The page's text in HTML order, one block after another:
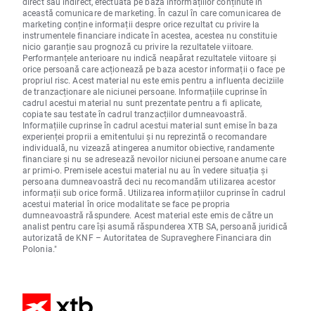
această comunicare de marketing. În cazul în care comunicarea de
marketing conține informații despre orice rezultat cu privire la
instrumentele financiare indicate în acestea, acestea nu constituie
nicio garanție sau prognoză cu privire la rezultatele viitoare.
Performanțele anterioare nu indică neapărat rezultatele viitoare și
orice persoană care acționează pe baza acestor informații o face pe
propriul risc. Acest material nu este emis pentru a influenta deciziile
de tranzacționare ale niciunei persoane. Informațiile cuprinse în
cadrul acestui material nu sunt prezentate pentru a fi aplicate,
copiate sau testate în cadrul tranzacțiilor dumneavoastră.
Informațiile cuprinse în cadrul acestui material sunt emise în baza
experienței proprii a emitentului și nu reprezintă o recomandare
individuală, nu vizează atingerea anumitor obiective, randamente
financiare și nu se adresează nevoilor niciunei persoane anume care
ar primi-o. Premisele acestui material nu au în vedere situația și
persoana dumneavoastră deci nu recomandăm utilizarea acestor
informații sub orice formă. Utilizarea informațiilor cuprinse în cadrul
acestui material în orice modalitate se face pe propria
dumneavoastră răspundere. Acest material este emis de către un
analist pentru care își asumă răspunderea XTB SA, persoană juridică
autorizată de KNF – Autoritatea de Supraveghere Financiara din
Polonia."